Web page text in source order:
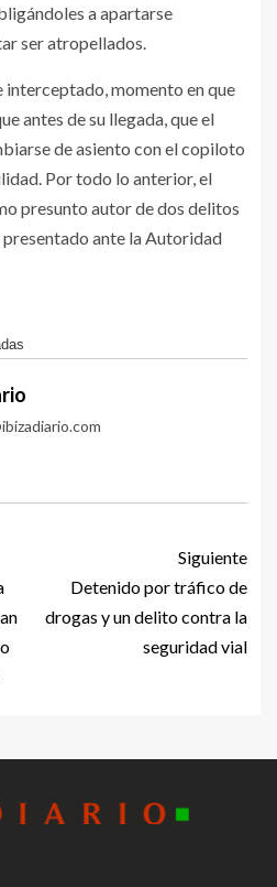
a apartarse
ser atropellados.
interceptado, momento en que
antes de su llegada, que el
de asiento con el copiloto
Por todo lo anterior, el
presunto autor de dos delitos
ante la Autoridad
Siguiente
Detenido por tráfico de
drogas y un delito contra la
seguridad vial